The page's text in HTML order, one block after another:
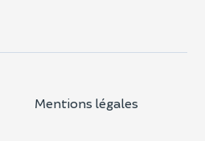
Mentions légales